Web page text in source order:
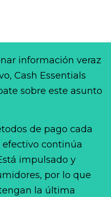
información veraz
Cash Essentials
sobre este asunto
de pago cada
continúa
impulsado y
por lo que
la última